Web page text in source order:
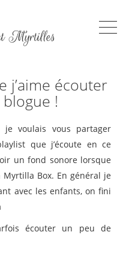
j’aime écouter
!
voulais vous partager
que j’écoute en ce
un fond sonore lorsque
Box. En général je
avec les enfants, on fini
écouter un peu de